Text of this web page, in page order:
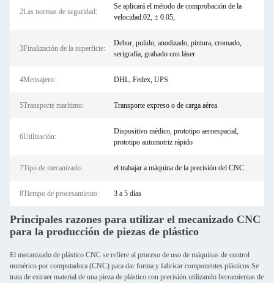
2Las normas de seguridad:
Se aplicará el método de comprobación de la
velocidad.02, ± 0.05,
3Finalización de la superficie:
Debur, pulido, anodizado, pintura, cromado,
serigrafía, grabado con láser
4Mensajero: DHL, Fedex, UPS
5Transporte marítimo: Transporte expreso o de carga aérea
6Utilización:
Dispositivo médico, prototipo aeroespacial,
prototipo automotriz rápido
7Tipo de mecanizado: el trabajar a máquina de la precisión del CNC
8Tiempo de procesamiento: 3 a 5 días
Principales razones para utilizar el mecanizado CNC
para la producción de piezas de plástico
El mecanizado de plástico CNC se refiere al proceso de uso de máquinas de control
numérico por computadora (CNC) para dar forma y fabricar componentes plásticos.Se
trata de extraer material de una pieza de plástico con precisión utilizando herramientas de